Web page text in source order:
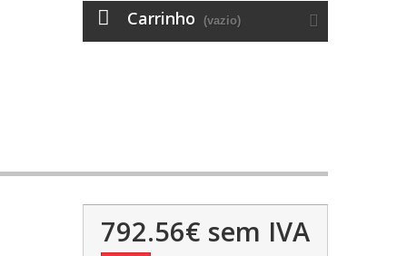
Carrinho (vazio)
792.56€ sem IVA